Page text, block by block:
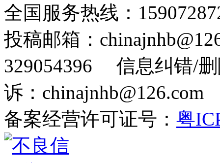
全国服务热线：
投稿邮箱：
329054396 信息纠错/
诉：
备案经营许可证号： 粤